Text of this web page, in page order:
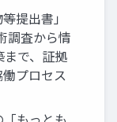
提出書」
調査から情
で、証拠
プロセス